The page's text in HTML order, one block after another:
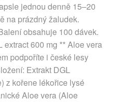
jednou denně 15–20
na prázdný žaludek.
obsahuje 100 dávek.
extract 600 mg ** Aloe vera
podpoříte i české lesy
Extrakt DGL
z kořene lékořice lysé
Aloe vera (Aloe